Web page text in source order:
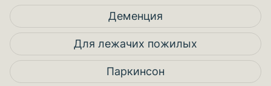
Деменция
Для лежачих пожилых
Паркинсон